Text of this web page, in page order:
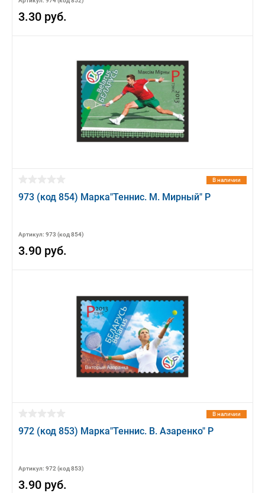
3.30 руб.
В наличии
973 (код 854) Марка"Теннис. М. Мирный" Р
Артикул: 973 (код 854)
3.90 руб.
В наличии
972 (код 853) Марка"Теннис. В. Азаренко" Р
Артикул: 972 (код 853)
3.90 руб.